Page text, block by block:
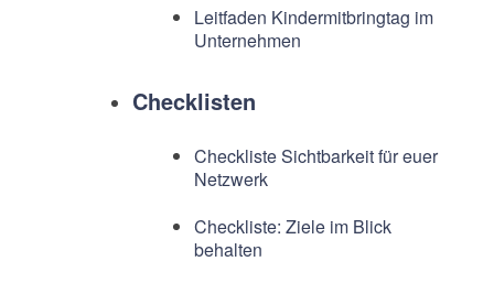
Leitfaden Kindermitbringtag im
Unternehmen
Checklisten
Checkliste Sichtbarkeit für euer
Netzwerk
Checkliste: Ziele im Blick
behalten